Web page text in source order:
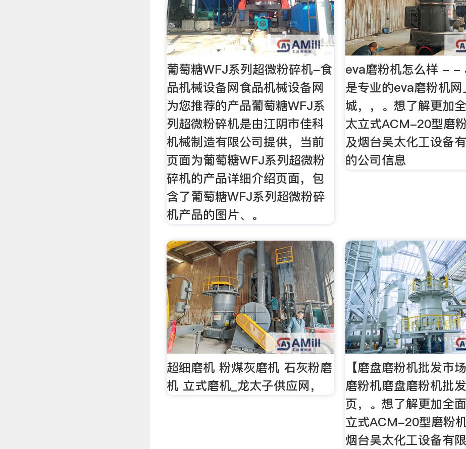
葡萄糖WFJ系列超微粉碎机-食
品机械设备网食品机械设备网
为您推荐的产品葡萄糖WFJ系
列超微粉碎机是由江阴市佳科
机械制造有限公司提供，当前
页面为葡萄糖WFJ系列超微粉
碎机的产品详细介绍页面，包
含了葡萄糖WFJ系列超微粉碎
机产品的图片、。
eva磨粉机怎么样 - -
是专业的eva磨粉机
城，，。想了解更加
太立式ACM-20型磨
及烟台吴太化工设备
的公司信息
超细磨机 粉煤灰磨机 石灰粉磨
机 立式磨机_龙太子供应网，
【磨盘磨粉机批发市
磨粉机磨盘磨粉机批
页，。想了解更加全
立式ACM-20型磨粉
烟台吴太化工设备有